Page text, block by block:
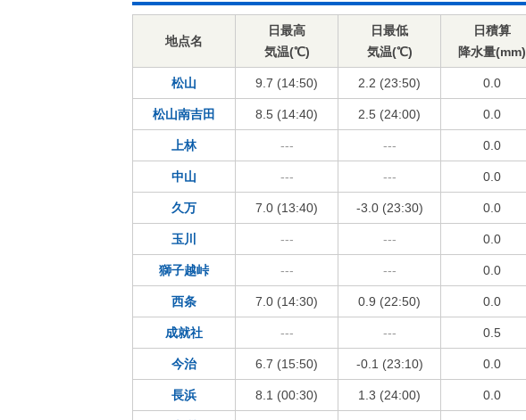
地点名
日最高
気温(℃)
日最低
気温(℃)
日積算
降水量(mm)
松山 9.7 (14:50) 2.2 (23:50) 0.0
松山南吉田 8.5 (14:40) 2.5 (24:00) 0.0
上林 --- --- 0.0
中山 --- --- 0.0
久万 7.0 (13:40) -3.0 (23:30) 0.0
玉川 --- --- 0.0
獅子越峠 --- --- 0.0
西条 7.0 (14:30) 0.9 (22:50) 0.0
成就社 --- --- 0.5
今治 6.7 (15:50) -0.1 (23:10) 0.0
長浜 8.1 (00:30) 1.3 (24:00) 0.0